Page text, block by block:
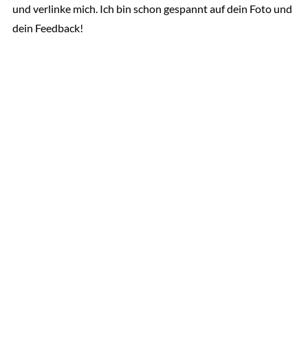
und verlinke mich. Ich bin schon gespannt auf dein Foto und
dein Feedback!